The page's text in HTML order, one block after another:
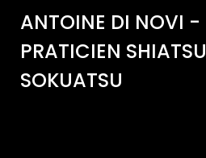
au
ANTOINE DI NOVI -
PRATICIEN
SOKUATSU